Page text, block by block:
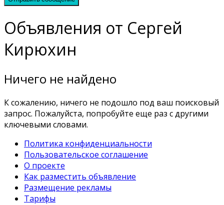
Объявления от Сергей
Кирюхин
Ничего не найдено
К сожалению, ничего не подошло под ваш поисковый
запрос. Пожалуйста, попробуйте еще раз с другими
ключевыми словами.
Политика конфиденциальности
Пользовательское соглашение
О проекте
Как разместить объявление
Размещение рекламы
Тарифы